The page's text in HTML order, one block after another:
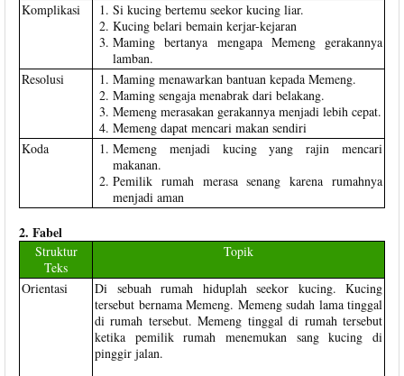
Komplikasi
Si kucing bertemu seekor kucing liar.
Kucing belari bemain kerjar-kejaran
Maming bertanya mengapa Memeng gerakannya
lamban.
Resolusi
Maming menawarkan bantuan kepada Memeng.
Maming sengaja menabrak dari belakang.
Memeng merasakan gerakannya menjadi lebih cepat.
Memeng dapat mencari makan sendiri
Koda
Memeng menjadi kucing yang rajin mencari
makanan.
Pemilik rumah merasa senang karena rumahnya
menjadi aman
2. Fabel
Struktur
Teks
Topik
Orientasi
Di sebuah rumah hiduplah seekor kucing. Kucing
tersebut bernama Memeng. Memeng sudah lama tinggal
di rumah tersebut. Memeng tinggal di rumah tersebut
ketika pemilik rumah menemukan sang kucing di
pinggir jalan.